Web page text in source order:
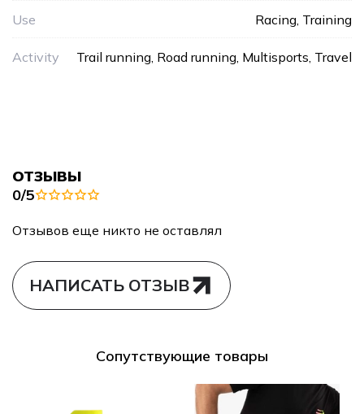
Use Racing, Training
Activity Trail running, Road running, Multisports, Travel
ОТЗЫВЫ
0/5
Отзывов еще никто не оставлял
НАПИСАТЬ ОТЗЫВ
Сопутствующие товары